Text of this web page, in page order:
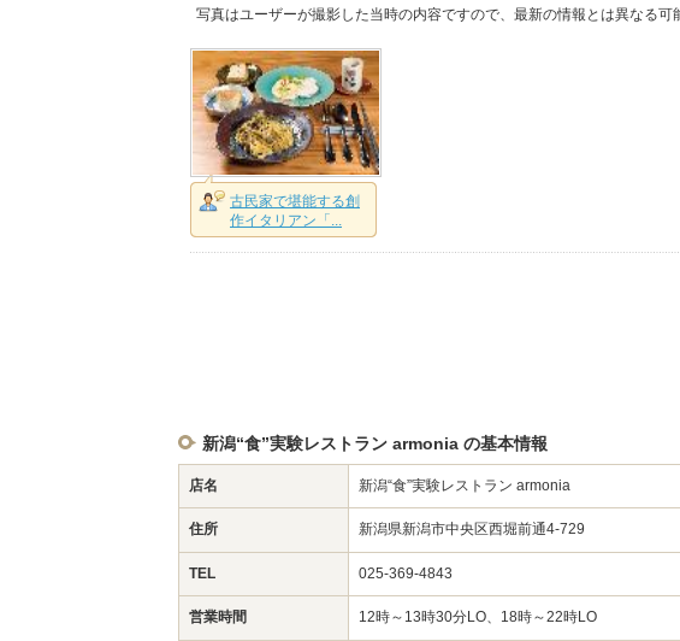
写真はユーザーが撮影した当時の内容ですので、最新の情報とは異なる可
古民家で堪能する創
作イタリアン「...
新潟“食”実験レストラン armonia の基本情報
店名 新潟“食”実験レストラン armonia
住所 新潟県新潟市中央区西堀前通4-729
TEL 025-369-4843
営業時間 12時～13時30分LO、18時～22時LO